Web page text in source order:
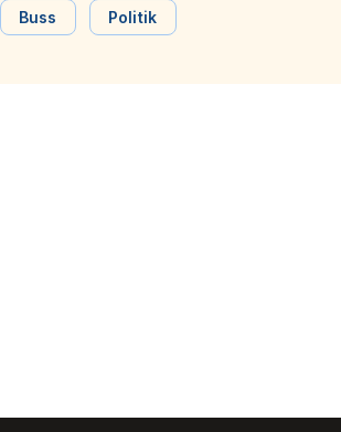
berättade Västtrafik om under ett
Buss Politik